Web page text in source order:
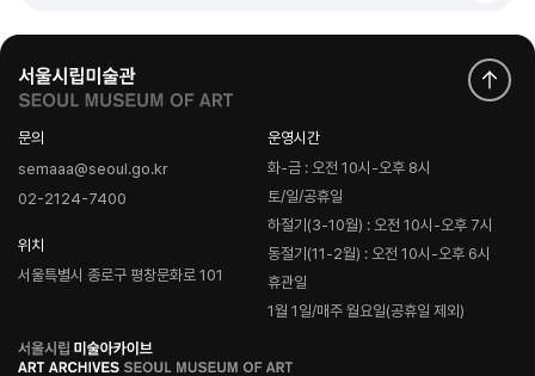
문의
semaaa@seoul.go.kr
02-2124-7400
위치
서울특별시 종로구 평창문화로 101
운영시간
화-금 : 오전 10시-오후 8시
토/일/공휴일
하절기(3-10월) : 오전 10시-오후 7시
동절기(11-2월) : 오전 10시-오후 6시
휴관일
1월 1일/매주 월요일(공휴일 제외)
로
고